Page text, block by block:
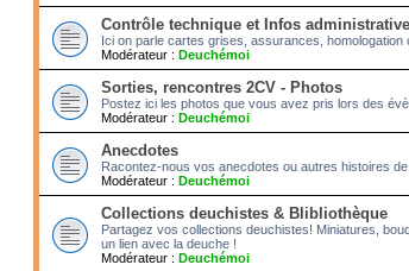
Contrôle technique et Infos
Ici on parle cartes grises, assurances, homologation
Modérateur : Deuchémoi
Sorties, rencontres 2CV - Photos
Postez ici les photos que vous avez pris lors des
Modérateur : Deuchémoi
Anecdotes
Racontez-nous vos anecdotes ou autres histoires
Modérateur : Deuchémoi
Collections deuchistes & Blibliothèque
Partagez vos collections deuchistes! Miniatures,
un lien avec la deuche !
Modérateur : Deuchémoi